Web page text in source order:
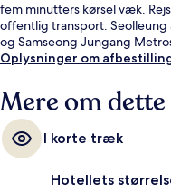
fem minutters kørsel væk.
offentlig transport:
og Samseong Jungang
Oplysninger om
Mere om
I korte træk
Hotellets